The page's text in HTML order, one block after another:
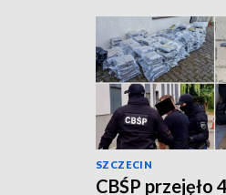
SZCZECIN
CBŚP przejęło